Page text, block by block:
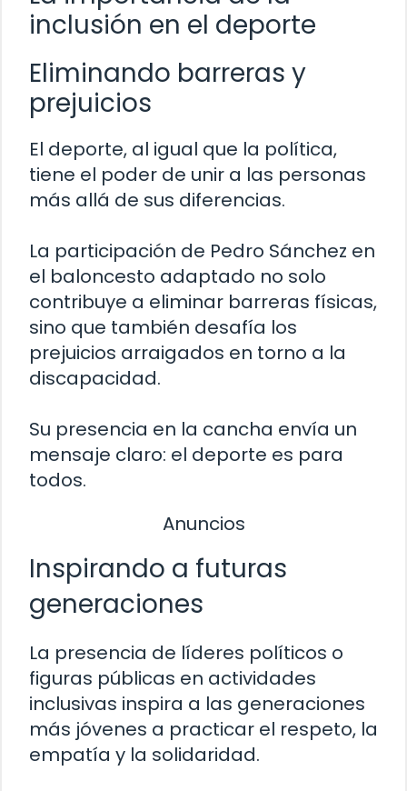
inclusión en el deporte
Eliminando barreras y
prejuicios
El deporte, al igual que la política,
tiene el poder de unir a las personas
más allá de sus diferencias.
La participación de Pedro Sánchez en
el baloncesto adaptado no solo
contribuye a eliminar barreras físicas,
sino que también desafía los
prejuicios arraigados en torno a la
discapacidad.
Su presencia en la cancha envía un
mensaje claro: el deporte es para
todos.
Anuncios
Inspirando a futuras
generaciones
La presencia de líderes políticos o
figuras públicas en actividades
inclusivas inspira a las generaciones
más jóvenes a practicar el respeto, la
empatía y la solidaridad.